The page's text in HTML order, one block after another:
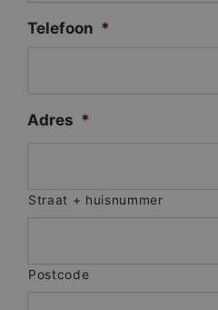
Telefoon *
Adres *
Straat + huisnummer
Postcode